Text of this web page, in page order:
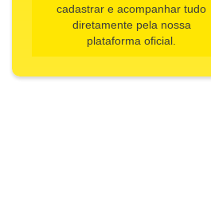
cadastrar e acompanhar tudo
diretamente pela nossa
plataforma oficial.